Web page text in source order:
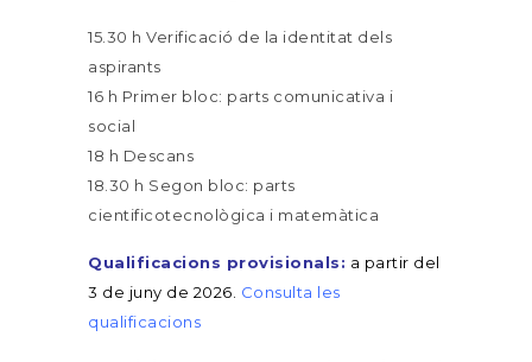
15.30 h Verificació de la identitat dels
aspirants
16 h Primer bloc: parts comunicativa i
social
18 h Descans
18.30 h Segon bloc: parts
cientificotecnològica i matemàtica
Qualificacions provisionals: a partir del
3 de juny de 2026. Consulta les
qualificacions